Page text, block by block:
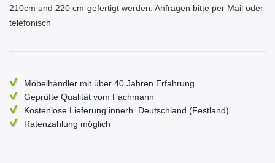
210cm und 220 cm gefertigt werden. Anfragen bitte per Mail oder
telefonisch
Möbelhändler mit über 40 Jahren Erfahrung
Geprüfte Qualität vom Fachmann
Kostenlose Lieferung innerh. Deutschland (Festland)
Ratenzahlung möglich